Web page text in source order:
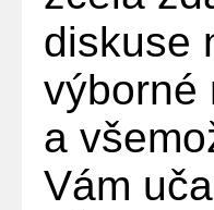
diskuse
výborné
a
Vám